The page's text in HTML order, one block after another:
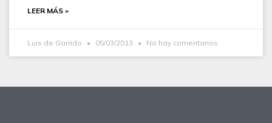
LEER MÁS »
Luis de Garrido 05/03/2013 No hay comentarios